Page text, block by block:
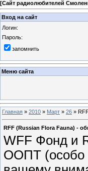
[Сайт радиолюбителей
Вход на сайт
Логин:
Пароль:
запомнить
Меню сайта
Главная » 2010 » Март » 26 »
RFF (Russian Flora Fauna) -
WFF Фонд и
ООПТ (особо